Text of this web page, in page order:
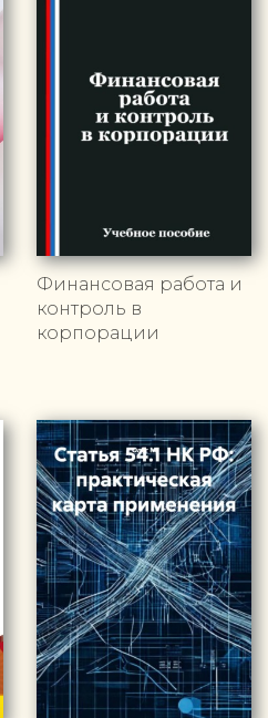
Финансовая работа и
контроль в
корпорации